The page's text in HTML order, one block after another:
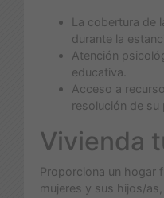
La cobertura de
durante la
Atención
educativa.
Acceso a
resolución de su
Vivienda
Proporciona un hogar
mujeres y sus hijos/